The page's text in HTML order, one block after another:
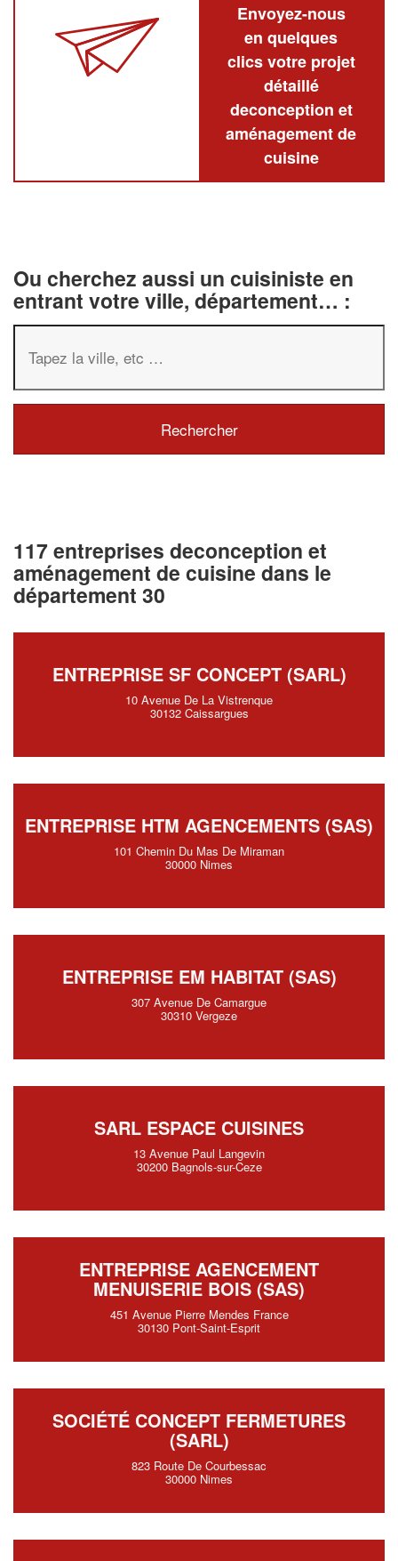
Envoyez-nous
en quelques
clics votre projet
détaillé
deconception et
aménagement de
cuisine
Ou cherchez aussi un cuisiniste en
entrant votre ville, département… :
117 entreprises deconception et
aménagement de cuisine dans le
département 30
ENTREPRISE SF CONCEPT (SARL)
10 Avenue De La Vistrenque
30132 Caissargues
ENTREPRISE HTM AGENCEMENTS (SAS)
101 Chemin Du Mas De Miraman
30000 Nimes
ENTREPRISE EM HABITAT (SAS)
307 Avenue De Camargue
30310 Vergeze
SARL ESPACE CUISINES
13 Avenue Paul Langevin
30200 Bagnols-sur-Ceze
ENTREPRISE AGENCEMENT
MENUISERIE BOIS (SAS)
451 Avenue Pierre Mendes France
30130 Pont-Saint-Esprit
SOCIÉTÉ CONCEPT FERMETURES
(SARL)
823 Route De Courbessac
30000 Nimes